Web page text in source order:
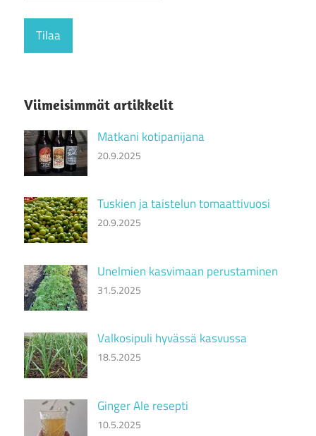
Viimeisimmät artikkelit
Matkani kotipanijana
20.9.2025
Tuskien ja taistelun tomaattivuosi
20.9.2025
Unelmien kasvimaan perustaminen
31.5.2025
Valkosipuli hyvässä kasvussa
18.5.2025
Ginger Ale resepti
10.5.2025